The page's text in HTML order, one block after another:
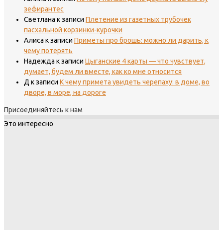
зефирантес
Светлана к записи Плетение из газетных трубочек
пасхальной корзинки-курочки
Алиса к записи Приметы про брошь: можно ли дарить, к
чему потерять
Надежда к записи Цыганские 4 карты — что чувствует,
думает, будем ли вместе, как ко мне относится
Д к записи К чему примета увидеть черепаху: в доме, во
дворе, в море, на дороге
Присоединяйтесь к нам
Это интересно